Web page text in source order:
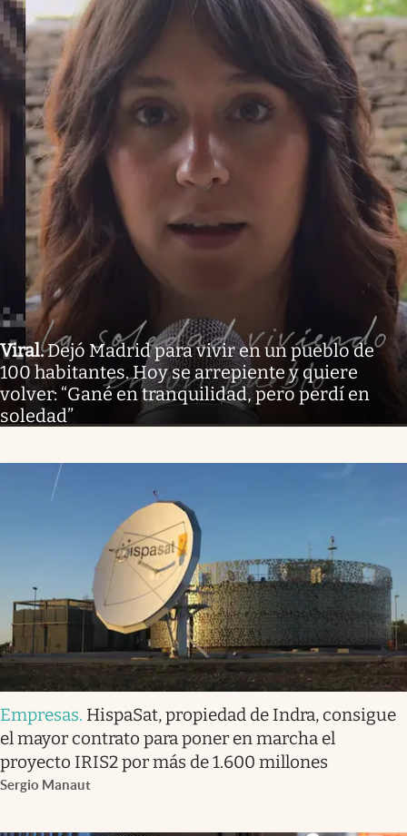
Viral.Dejó Madrid para vivir en un pueblo de
100 habitantes. Hoy se arrepiente y quiere
volver: “Gané en tranquilidad, pero perdí en
soledad”
Empresas. HispaSat, propiedad de Indra, consigue
el mayor contrato para poner en marcha el
proyecto IRIS2 por más de 1.600 millones
Sergio Manaut